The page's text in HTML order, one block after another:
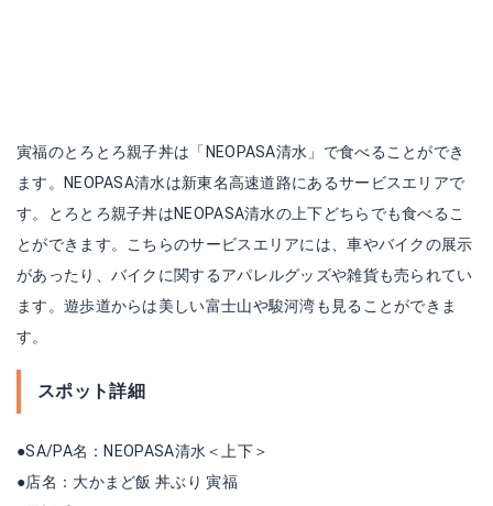
寅福のとろとろ親子丼は「NEOPASA清水」で食べることができ
ます。NEOPASA清水は新東名高速道路にあるサービスエリアで
す。とろとろ親子丼はNEOPASA清水の上下どちらでも食べるこ
とができます。こちらのサービスエリアには、車やバイクの展示
があったり、バイクに関するアパレルグッズや雑貨も売られてい
ます。遊歩道からは美しい富士山や駿河湾も見ることができま
す。
スポット詳細
●SA/PA名：NEOPASA清水＜上下＞
●店名：大かまど飯 丼ぶり 寅福